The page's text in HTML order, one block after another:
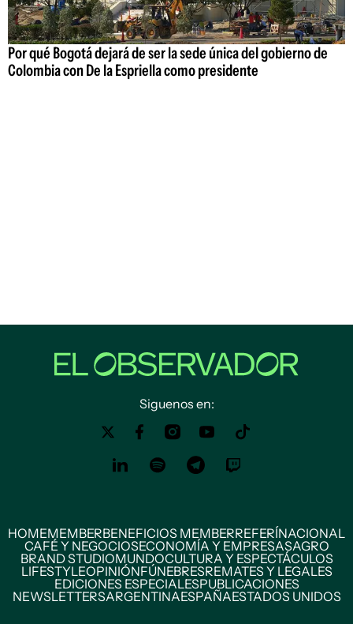
Por qué Bogotá dejará de ser la sede única del gobierno de
Colombia con De la Espriella como presidente
Siguenos en:
HOMEMEMBERBENEFICIOS MEMBERREFERÍNACIONAL
CAFÉ Y NEGOCIOSECONOMÍA Y EMPRESASAGRO
BRAND STUDIOMUNDOCULTURA Y ESPECTÁCULOS
LIFESTYLEOPINIÓNFÚNEBRESREMATES Y LEGALES
EDICIONES ESPECIALESPUBLICACIONES
NEWSLETTERSARGENTINAESPAÑAESTADOS UNIDOS